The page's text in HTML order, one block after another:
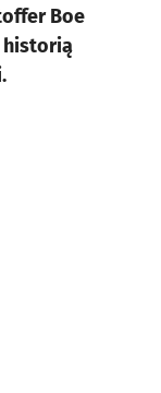
Boe
historią